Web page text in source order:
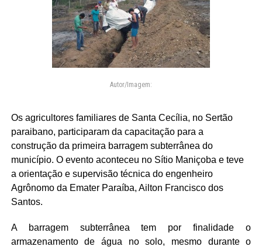
Autor/Imagem:
Os agricultores familiares de Santa Cecília, no Sertão
paraibano, participaram da capacitação para a
construção da primeira barragem subterrânea do
município. O evento aconteceu no Sítio Maniçoba e teve
a orientação e supervisão técnica do engenheiro
Agrônomo da Emater Paraíba, Ailton Francisco dos
Santos.
A barragem subterrânea tem por finalidade o
armazenamento de água no solo, mesmo durante o